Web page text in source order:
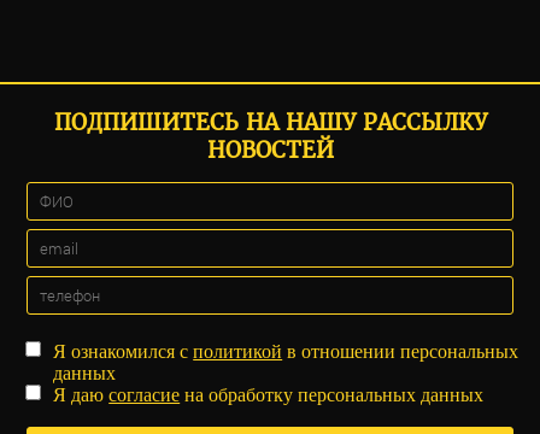
ПОДПИШИТЕСЬ НА НАШУ РАССЫЛКУ
НОВОСТЕЙ
Я ознакомился сполитикой в отношении персональных
данных
Я даюсогласие на обработку персональных данных